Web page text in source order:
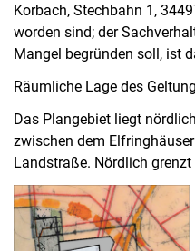
Korbach, Stechbahn 1,
worden sind; der
Mangel begründen soll, ist
Räumliche Lage des
Das Plangebiet liegt
zwischen dem
Landstraße. Nördlich